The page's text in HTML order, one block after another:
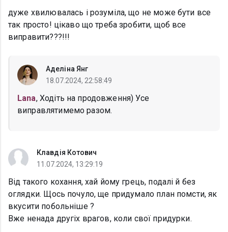
дуже хвилювалась і розуміла, що не може бути все
так просто! цікаво що треба зробити, щоб все
виправити???!!!
Аделіна Янг
18.07.2024, 22:58:49
Lana, Ходіть на продовження) Усе
виправлятимемо разом.
Клавдія Котович
11.07.2024, 13:29:19
Від такого кохання, хай йому грець, подалі й без
оглядки. Щось почуло, ще придумало план помсти, як
вкусити побольніше ?
Вже ненада другіх врагов, коли свої придурки.